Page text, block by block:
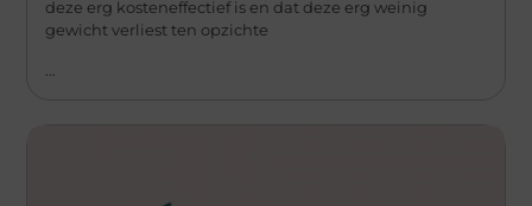
deze erg kosteneffectief is en dat deze erg weinig
gewicht verliest ten opzichte